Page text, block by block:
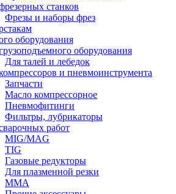
станков
Фрезы и наборы фрез
оборудования
оборудования
Для талей и лебедок
и пневмоинструмента
Запчасти
Масло компрессорное
Пневмофитинги
Фильтры, лубрикаторы
работ
MIG/MAG
TIG
Газовые редукторы
Для плазменной резки
ММА